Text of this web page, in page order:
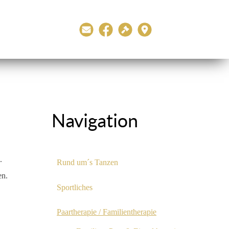
Navigation
Rund um´s Tanzen
Sportliches
Paartherapie / Familientherapie